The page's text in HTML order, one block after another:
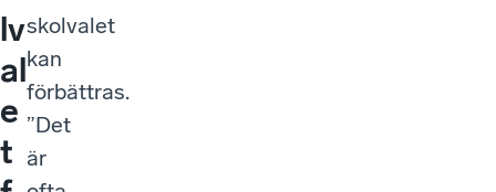
lv
al
e
t
skolvalet
kan
förbättras.
”Det
är